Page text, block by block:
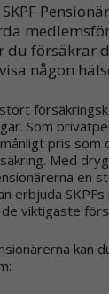
du försäkrar
någon
Som
pris som
Med
en
erbjuda
viktigaste
kan